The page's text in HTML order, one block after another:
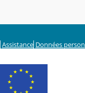
Assistance Données